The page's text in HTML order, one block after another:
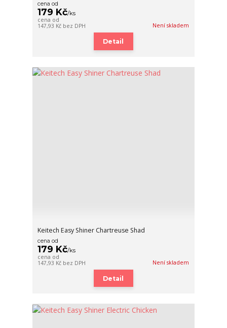
cena od
179 Kč/ks
cena od
147,93 Kč bez DPH Není skladem
Detail
Keitech Easy Shiner Chartreuse Shad
cena od
179 Kč/ks
cena od
147,93 Kč bez DPH Není skladem
Detail